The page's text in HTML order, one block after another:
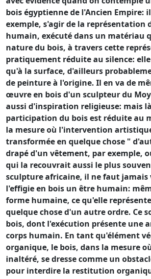
bois égyptienne de l'Ancien Empire:
exemple, s'agir de la représentation
humain, exécuté dans un matériau
nature du bois, à travers cette
pratiquement réduite au silence:
qu'à la surface, d'ailleurs
de peinture à l'origine. Il en va de
œuvre en bois d'un sculpteur du
aussi d'inspiration religieuse: mais
participation du bois est réduite au
la mesure où l'intervention
transformée en quelque chose "
drapé d'un vêtement, par exemple,
qui la recouvrait aussi le plus
sculpture africaine, il ne faut jamais
l'effigie en bois un être humain:
forme humaine, ce qu'elle
quelque chose d'un autre ordre. Ce
bois, dont l'exécution présente une
corps humain. En tant qu'élément
organique, le bois, dans la mesure
inaltéré, se dresse comme un
pour interdire la restitution